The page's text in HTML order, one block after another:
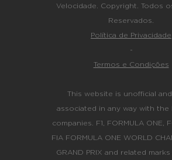
Velocidade. Copyright. Todos
Reservados.
Política de Privacidade
-
Termos e Condições
This website is unofficial
associated in any way with the
companies. F1, FORMULA ONE,
FIA FORMULA ONE WORLD
GRAND PRIX and related